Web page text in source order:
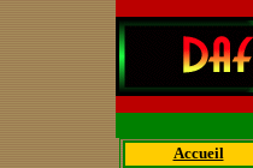
Accueil